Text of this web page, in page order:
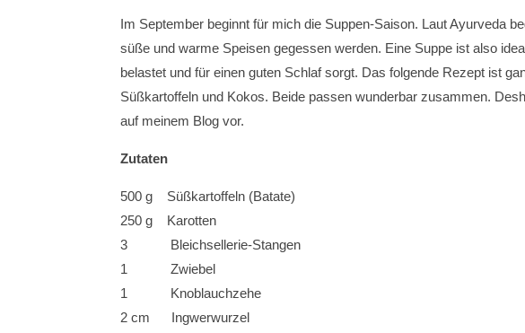
Im September beginnt für mich die Suppen-Saison. Laut Ayurveda
süße und warme Speisen gegessen werden. Eine Suppe ist also
belastet und für einen guten Schlaf sorgt. Das folgende Rezept ist
Süßkartoffeln und Kokos. Beide passen wunderbar zusammen.
auf meinem Blog vor.
Zutaten
500 g Süßkartoffeln (Batate)
250 g Karotten
3 Bleichsellerie-Stangen
1 Zwiebel
1 Knoblauchzehe
2 cm Ingwerwurzel